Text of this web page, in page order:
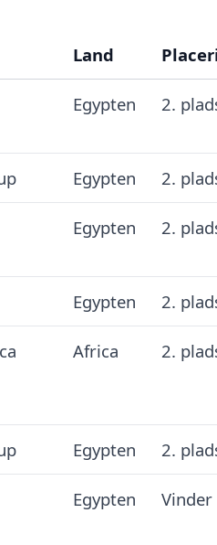
Land
Egypten 2.
Egypten 2.
Egypten 2.
Egypten 2.
Africa 2.
Egypten 2.
Egypten Vinder